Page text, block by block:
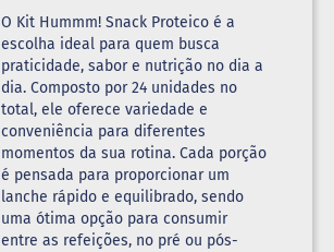
O Kit Hummm! Snack Proteico é a
escolha ideal para quem busca
praticidade, sabor e nutrição no dia a
dia. Composto por 24 unidades no
total, ele oferece variedade e
conveniência para diferentes
momentos da sua rotina. Cada porção
é pensada para proporcionar um
lanche rápido e equilibrado, sendo
uma ótima opção para consumir
entre as refeições, no pré ou pós-